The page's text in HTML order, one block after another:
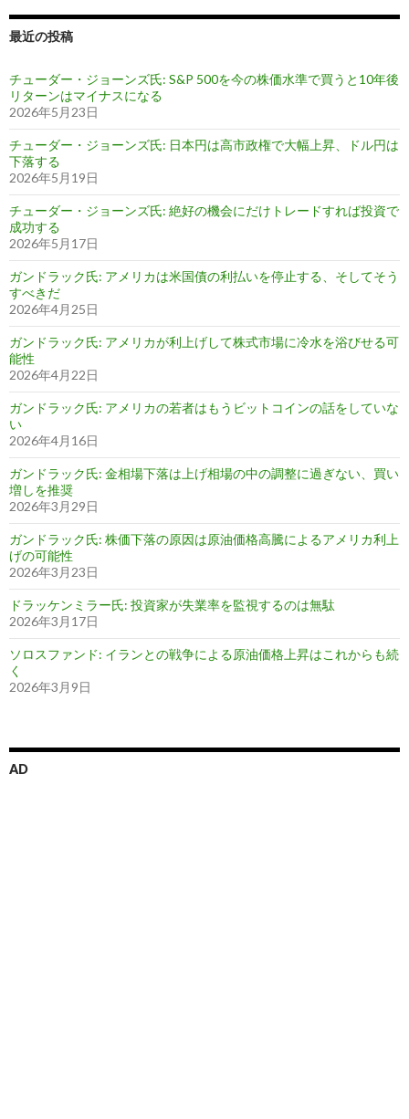
最近の投稿
チューダー・ジョーンズ氏: S&P 500を今の株価水準で買うと10年後
リターンはマイナスになる
2026年5月23日
チューダー・ジョーンズ氏: 日本円は高市政権で大幅上昇、ドル円は
下落する
2026年5月19日
チューダー・ジョーンズ氏: 絶好の機会にだけトレードすれば投資で
成功する
2026年5月17日
ガンドラック氏: アメリカは米国債の利払いを停止する、そしてそう
すべきだ
2026年4月25日
ガンドラック氏: アメリカが利上げして株式市場に冷水を浴びせる可
能性
2026年4月22日
ガンドラック氏: アメリカの若者はもうビットコインの話をしていな
い
2026年4月16日
ガンドラック氏: 金相場下落は上げ相場の中の調整に過ぎない、買い
増しを推奨
2026年3月29日
ガンドラック氏: 株価下落の原因は原油価格高騰によるアメリカ利上
げの可能性
2026年3月23日
ドラッケンミラー氏: 投資家が失業率を監視するのは無駄
2026年3月17日
ソロスファンド: イランとの戦争による原油価格上昇はこれからも続
く
2026年3月9日
AD